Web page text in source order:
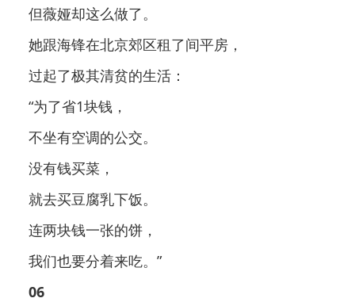
但薇娅却这么做了。
她跟海锋在北京郊区租了间平房，
过起了极其清贫的生活：
“为了省1块钱，
不坐有空调的公交。
没有钱买菜，
就去买豆腐乳下饭。
连两块钱一张的饼，
我们也要分着来吃。”
06